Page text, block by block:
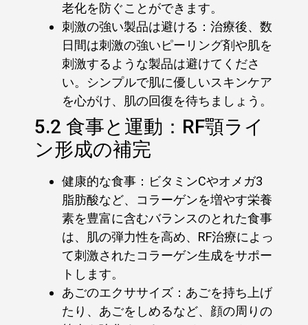
老化を防ぐことができます。
刺激の強い製品は避ける：治療後、数
日間は刺激の強いピーリング剤や肌を
刺激するような製品は避けてくださ
い。シンプルで肌に優しいスキンケア
を心がけ、肌の回復を待ちましょう。
5.2 食事と運動：RF顎ライ
ン形成の補完
健康的な食事：ビタミンCやオメガ3
脂肪酸など、コラーゲンを増やす栄養
素を豊富に含むバランスのとれた食事
は、肌の弾力性を高め、RF治療によっ
て刺激されたコラーゲン生成をサポー
トします。
あごのエクササイズ：あごを持ち上げ
たり、あごをしめるなど、顔の周りの